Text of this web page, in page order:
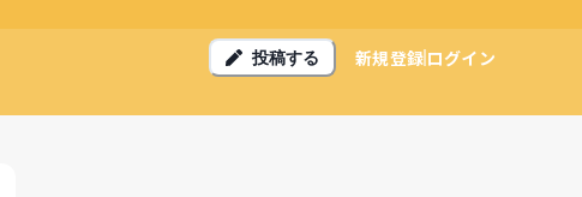
投稿する 新規登録ログイン